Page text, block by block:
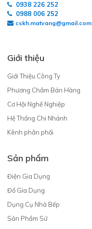
0938 226 252
0988 006 252
cskh.matvang@gmail.com
Giới thiệu
Giới Thiệu Công Ty
Phương Châm Bán Hàng
Cơ Hội Nghề Nghiệp
Hệ Thống Chi Nhánh
Kênh phân phối
Sản phẩm
Điện Gia Dụng
Đồ Gia Dụng
Dụng Cụ Nhà Bếp
Sản Phẩm Sứ